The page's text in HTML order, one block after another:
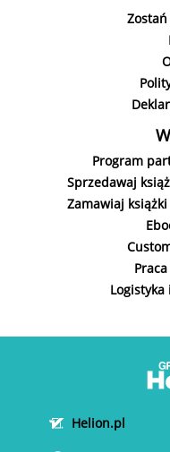
Program
Sprzedawaj
Zamawiaj
Helion.pl